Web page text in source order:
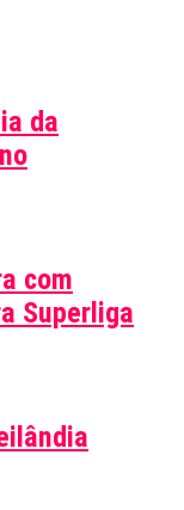
da
com
Superliga